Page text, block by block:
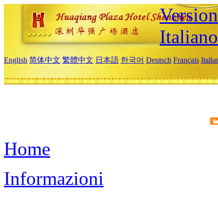
Italiano
English 简体中文 繁體中文 日本語 한국어 Deutsch Français
Home
Informazioni